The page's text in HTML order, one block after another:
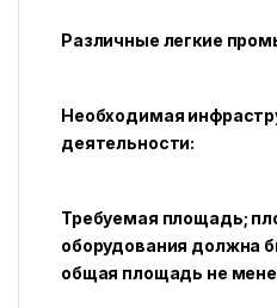
Различные легкие
Необходимая
деятельности:
Требуемая площадь;
оборудования должна
общая площадь не